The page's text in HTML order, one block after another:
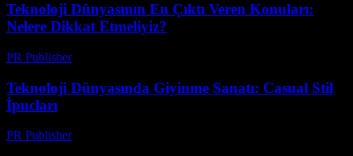
Teknoloji Dünyasının En Çıktı Veren Konuları:
Nelere Dikkat Etmeliyiz?
PR Publisher-
Teknoloji Dünyasında Giyinme Sanatı: Casual Stil
İpucları
PR Publisher-